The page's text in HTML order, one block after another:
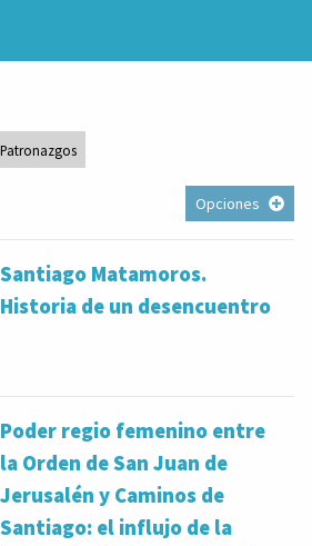
Patronazgos
Opciones
Santiago Matamoros.
Historia de un desencuentro
Poder regio femenino entre
la Orden de San Juan de
Jerusalén y Caminos de
Santiago: el influjo de la